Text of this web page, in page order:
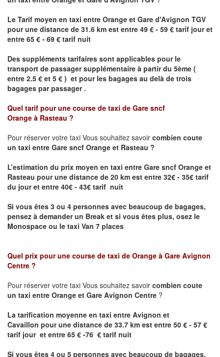
Le Tarif moyen en taxi entre Orange et Gare d'Avignon TGV
pour une distance de 31.6 km est entre 49 € - 59 € tarif jour et
entre 65 € - 69 € tarif nuit
Des suppléments tarifaires sont applicables pour le
transport de passager supplémentaire à partir du 5ème (
entre 2.5 € et 5 € ) et pour les bagages au delà de trois
bagages par passager .
Quel tarif pour une course de taxi de Gare sncf
Orange à Rasteau ?
Pour réserver votre taxi Vous souhaitez savoir combien coute
un taxi entre Gare sncf Orange et Rasteau ?
L’estimation du prix moyen en taxi entre Gare sncf Orange et
Rasteau pour une distance de 20 km est entre 32€ - 35€ tarif
du jour et entre 40€ - 43€ tarif nuit
Si vous êtes 3 ou 4 personnes avec beaucoup de bagages,
pensez à demander un Break et si vous êtes plus, osez le
Monospace ou le taxi Van 7 places
Quel prix pour une course de taxi de Orange à Gare Avignon
Centre ?
Pour réserver votre taxi Vous souhaitez savoir combien coute
un taxi entre Orange et Gare Avignon Centre ?
La tarification moyenne en taxi entre Avignon et
Cavaillon pour une distance de 33.7 km est entre 50 € - 57 €
tarif jour et entre 65 € -76 € tarif nuit
Si vous êtes 4 ou 5 personnes avec beaucoup de bagages,